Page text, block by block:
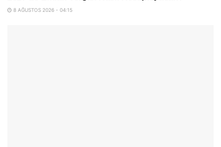
8 AĞUSTOS 2026 - 04:15